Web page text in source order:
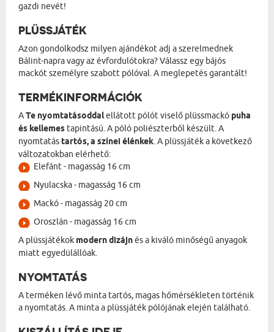
gazdi nevét!
PLÜSSJÁTÉK
Azon gondolkodsz milyen ajándékot adj a szerelmednek
Bálint-napra vagy az évfordulótokra? Válassz egy bájós
mackót személyre szabott pólóval. A meglepetés garantált!
TERMÉKINFORMÁCIÓK
ATe nyomtatásoddalellátott pólót viselő plüssmackó puha
és kellemes tapintású. A póló poliészterből készült. A
nyomtatás tartós, a színei élénkek. A plüssjáték a következő
változatokban elérhető:
Elefánt - magasság 16 cm
Nyulacska - magasság 16 cm
Mackó - magasság 20 cm
Oroszlán - magasság 16 cm
A plüssjátékok modern dizájnés a kiváló minőségű anyagok
miatt egyedülállóak.
NYOMTATÁS
A terméken lévő minta tartós, magas hőmérsékleten történik
a nyomtatás. A minta a plüssjáték pólójának elején található.